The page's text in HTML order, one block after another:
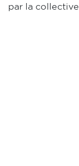
par la collective.